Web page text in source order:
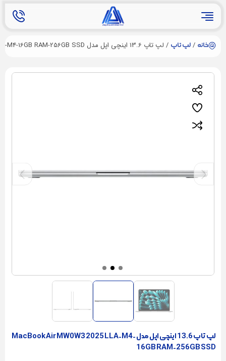
خانه / لپ تاپ / لپ تاپ 13.6 اینچی اپل مدل MacBook Air MW0W3 2025 LLA-M4-16GB RAM-256GB SSD
لپ تاپ 13.6 اینچی اپل مدل MacBook Air MW0W3 2025 LLA-M4-
16GB RAM-256GB SSD